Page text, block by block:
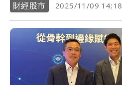
財經股市
2025/11/09 14:18